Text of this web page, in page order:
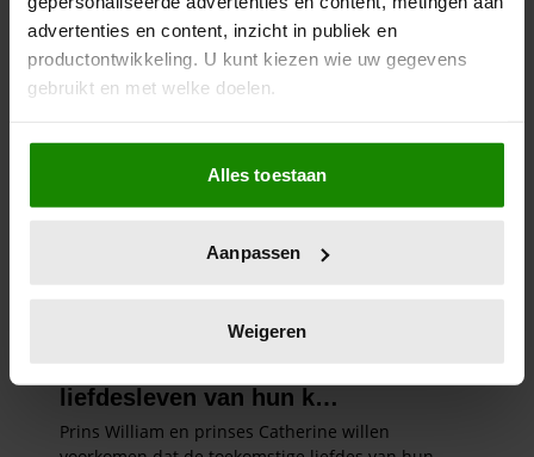
advertenties en content, inzicht in publiek en
productontwikkeling. U kunt kiezen wie uw gegevens
gebruikt en met welke doelen.
Als u het toestaat, willen we ook graag:
Informatie verzamelen over uw geografische
locatie, die tot een paar meter nauwkeurig kan zijn
scannen op specifieke eigenschappen (fingerprinting)
verwerkt en stel uw voorkeuren in het
intrekken in de Cookieverklaring.
We gebruiken cookies om content en advertenties te
Alles toestaan
Aanpassen
Weigeren